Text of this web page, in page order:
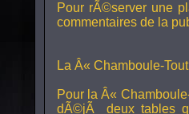
Pour rÃ©server une
commentaires de la
La Â« Chamboule-
Pour la Â«
dÃ©jÃ deux tables